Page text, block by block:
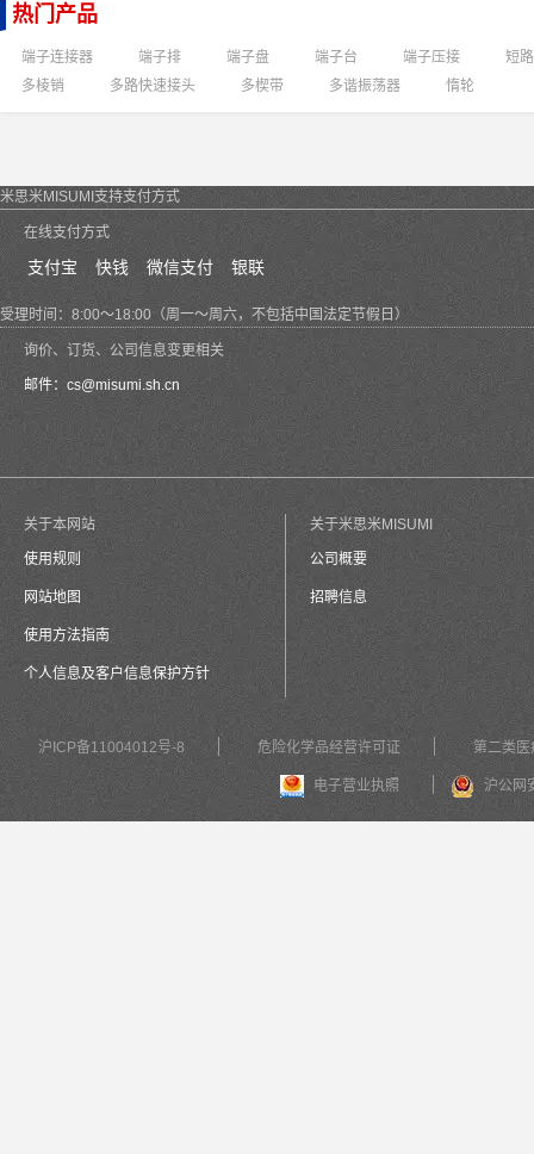
热门产品
端子连接器 端子排 端子盘 端子台 端子压接
短
多棱销
多路快速接头 多楔带 多谐振荡器 惰轮
米思米MISUMI支持支付方式
在线支付方式
支付宝 快钱 微信支付 银联
受理时间：8:00～18:00（周一～周六，不包括中国法定节假日）
询价、订货、公司信息变更相关
邮件： cs@misumi.sh.cn
关于本网站
使用规则
网站地图
使用方法指南
个人信息及客户信息保护方针
关于米思米MISUMI
公司概要
招聘信息
沪ICP备11004012号-8 危险化学品经营许可证 第二类医
电子营业执照 沪公网